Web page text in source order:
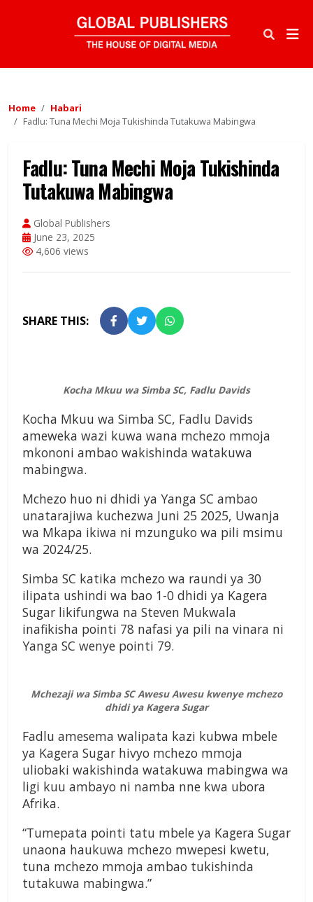
Home
Habari
Fadlu: Tuna Mechi Moja Tukishinda Tutakuwa Mabingwa
Fadlu: Tuna Mechi Moja Tukishinda
Tutakuwa Mabingwa
Global Publishers
June 23, 2025
4,606 views
SHARE THIS:
Kocha Mkuu wa Simba SC, Fadlu Davids
Kocha Mkuu wa Simba SC, Fadlu Davids
ameweka wazi kuwa wana mchezo mmoja
mkononi ambao wakishinda watakuwa
mabingwa.
Mchezo huo ni dhidi ya Yanga SC ambao
unatarajiwa kuchezwa Juni 25 2025, Uwanja
wa Mkapa ikiwa ni mzunguko wa pili msimu
wa 2024/25.
Simba SC katika mchezo wa raundi ya 30
ilipata ushindi wa bao 1-0 dhidi ya Kagera
Sugar likifungwa na Steven Mukwala
inafikisha pointi 78 nafasi ya pili na vinara ni
Yanga SC wenye pointi 79.
Mchezaji wa Simba SC Awesu Awesu kwenye mchezo
dhidi ya Kagera Sugar
Fadlu amesema walipata kazi kubwa mbele
ya Kagera Sugar hivyo mchezo mmoja
uliobaki wakishinda watakuwa mabingwa wa
ligi kuu ambayo ni namba nne kwa ubora
Afrika.
“Tumepata pointi tatu mbele ya Kagera Sugar
unaona haukuwa mchezo mwepesi kwetu,
tuna mchezo mmoja ambao tukishinda
tutakuwa mabingwa.”